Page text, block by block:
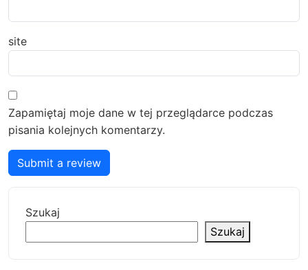
site
Zapamiętaj moje dane w tej przeglądarce podczas
pisania kolejnych komentarzy.
Submit a review
Szukaj
Szukaj